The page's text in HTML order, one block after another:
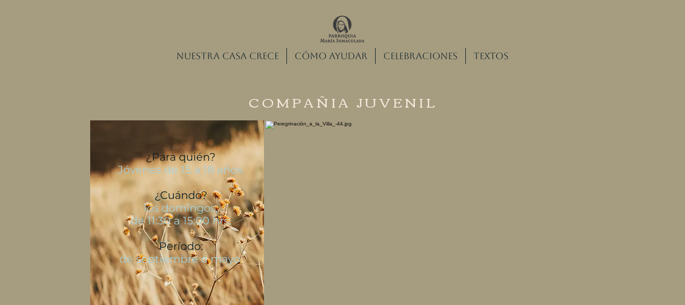
Nuestra casa crece Cómo ayudar Celebraciones Textos
COMPAÑIA JUVENIL
¿Para quién?
Jóvenes de 15 a 18 años.
¿Cuándo?
los domingos,
de 11:30 a 15:00 hrs.
Período:
de septiembre a mayo.